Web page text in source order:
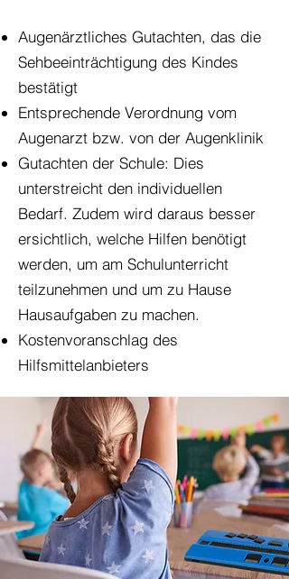
​Augenärztliches Gutachten, das die
Sehbeeinträchtigung des Kindes
bestätigt
Entsprechende Verordnung vom
Augenarzt bzw. von der Augenklinik
Gutachten der Schule: Dies
unterstreicht den individuellen
Bedarf. Zudem wird daraus besser
ersichtlich, welche Hilfen benötigt
werden, um am Schulunterricht
teilzunehmen und um zu Hause
Hausaufgaben zu machen.
Kostenvoranschlag des
Hilfsmittelanbieters